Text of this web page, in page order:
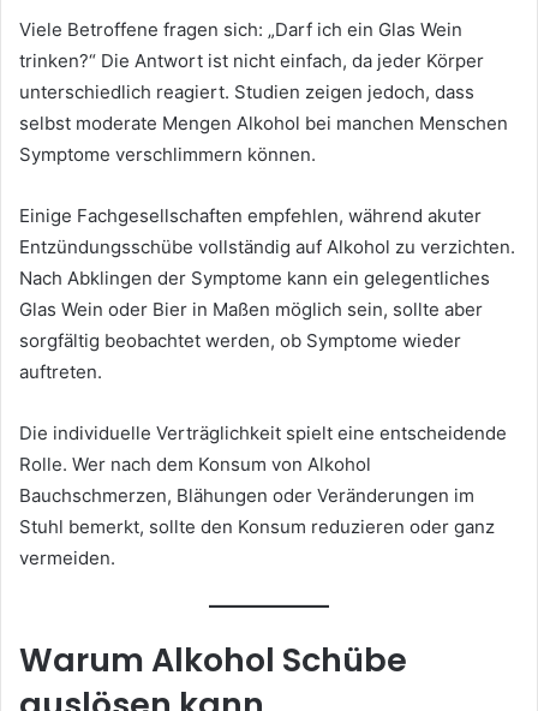
Viele Betroffene fragen sich: „Darf ich ein Glas Wein
trinken?“ Die Antwort ist nicht einfach, da jeder Körper
unterschiedlich reagiert. Studien zeigen jedoch, dass
selbst moderate Mengen Alkohol bei manchen Menschen
Symptome verschlimmern können.
Einige Fachgesellschaften empfehlen, während akuter
Entzündungsschübe vollständig auf Alkohol zu verzichten.
Nach Abklingen der Symptome kann ein gelegentliches
Glas Wein oder Bier in Maßen möglich sein, sollte aber
sorgfältig beobachtet werden, ob Symptome wieder
auftreten.
Die individuelle Verträglichkeit spielt eine entscheidende
Rolle. Wer nach dem Konsum von Alkohol
Bauchschmerzen, Blähungen oder Veränderungen im
Stuhl bemerkt, sollte den Konsum reduzieren oder ganz
vermeiden.
Warum Alkohol Schübe